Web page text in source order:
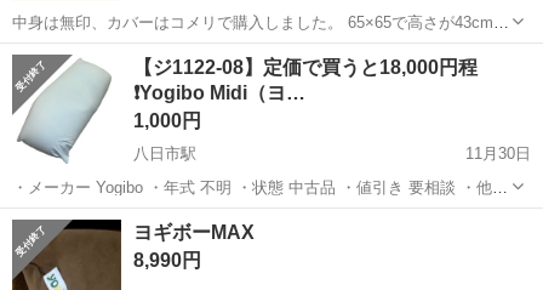
中身は無印、カバーはコメリで購入しました。 65×65で高さが43cmで
す。 プレゼントでもらいましたが、生活スタイルと合わず数回しか座
っていません。 引き渡しは現金のみで、近江八幡、東近江周辺でご相
談できたらと思います...
滋賀 東近江市 ソファ ビーズクッション
【ジ1122-08】定価で買うと18,000円程
❗️Yogibo Midi（ヨ…
1,000円
八日市駅
11月30日
・メーカー Yogibo ・年式 不明 ・状態 中古品 ・値引き 要相談 ・他商
品とのセット売り 要相談 ・単品購入 要相談 ・配達サービス 対応可能
(別料金) 汚れがある為お安くしてます。 中古品ではあります...
滋賀 東近江市 八日市駅
ヨギボーMAX
8,990円